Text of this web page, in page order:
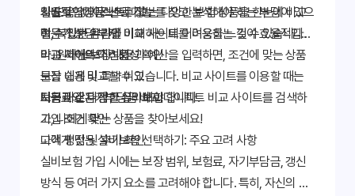
의 도움 없이 스스로 정보를 찾고 분석해야 하는 부담이 있으
며, 복잡한 약관을 이해하는 데 어려움을 느낄 수 있습니다.
자율적인 상품 선택 가능
전문가 상담 부재
약관 이해의 어려움
실비보험다이렉트 비교는 다양한 보험 상품을 한눈에 비교
할 수 있는 온라인 비교 사이트를 이용하는 것이 효율적입니
다. 원하는 보장 내용과 예산을 입력하면, 조건에 맞는 상품
들을 쉽게 비교할 수 있습니다. 비교 사이트를 이용할 때는
다음과 같은 점을 유의해야 합니다.
비교 사이트의 신뢰성 확인
보장 내용 및 특약 비교
보험료와 자기부담금 비교
가입 조건 확인
고객 평점 및 후기 확인
지금 바로 다양한 실비보험다이렉트 비교 사이트를 검색하
고, 나에게 맞는 상품을 찾아보세요!
나에게 맞는 실비보험 선택하기: 주요 고려 사항
실비보험 가입 시에는 보장 범위, 보험료, 자기부담금, 갱신
방식 등 여러 가지 요소를 고려해야 합니다. 특히, 자신의 건